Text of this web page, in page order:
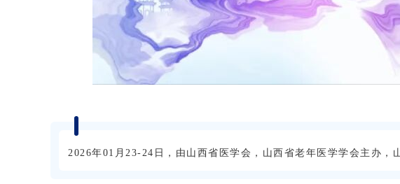
2026年01月23-24日，由山西省医学会，山西省老年医学学会主办，